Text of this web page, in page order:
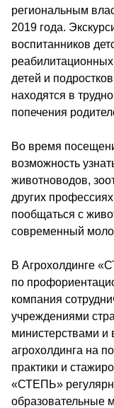
региональным
2019 года.
воспитанников
детей и
находятся в
попечения
Во время
возможность
животноводов,
других
пообщаться с
современный
В Агрохолдинге
по
компания
учреждениями
министерствами и
агрохолдинга на
практики и
«СТЕПЬ»
образовательные